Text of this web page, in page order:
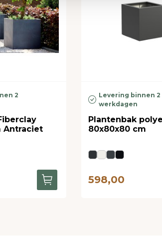
2
Antraciet
Levering binnen 2
werkdagen
Plantenbak
80x80x80 cm
598,00